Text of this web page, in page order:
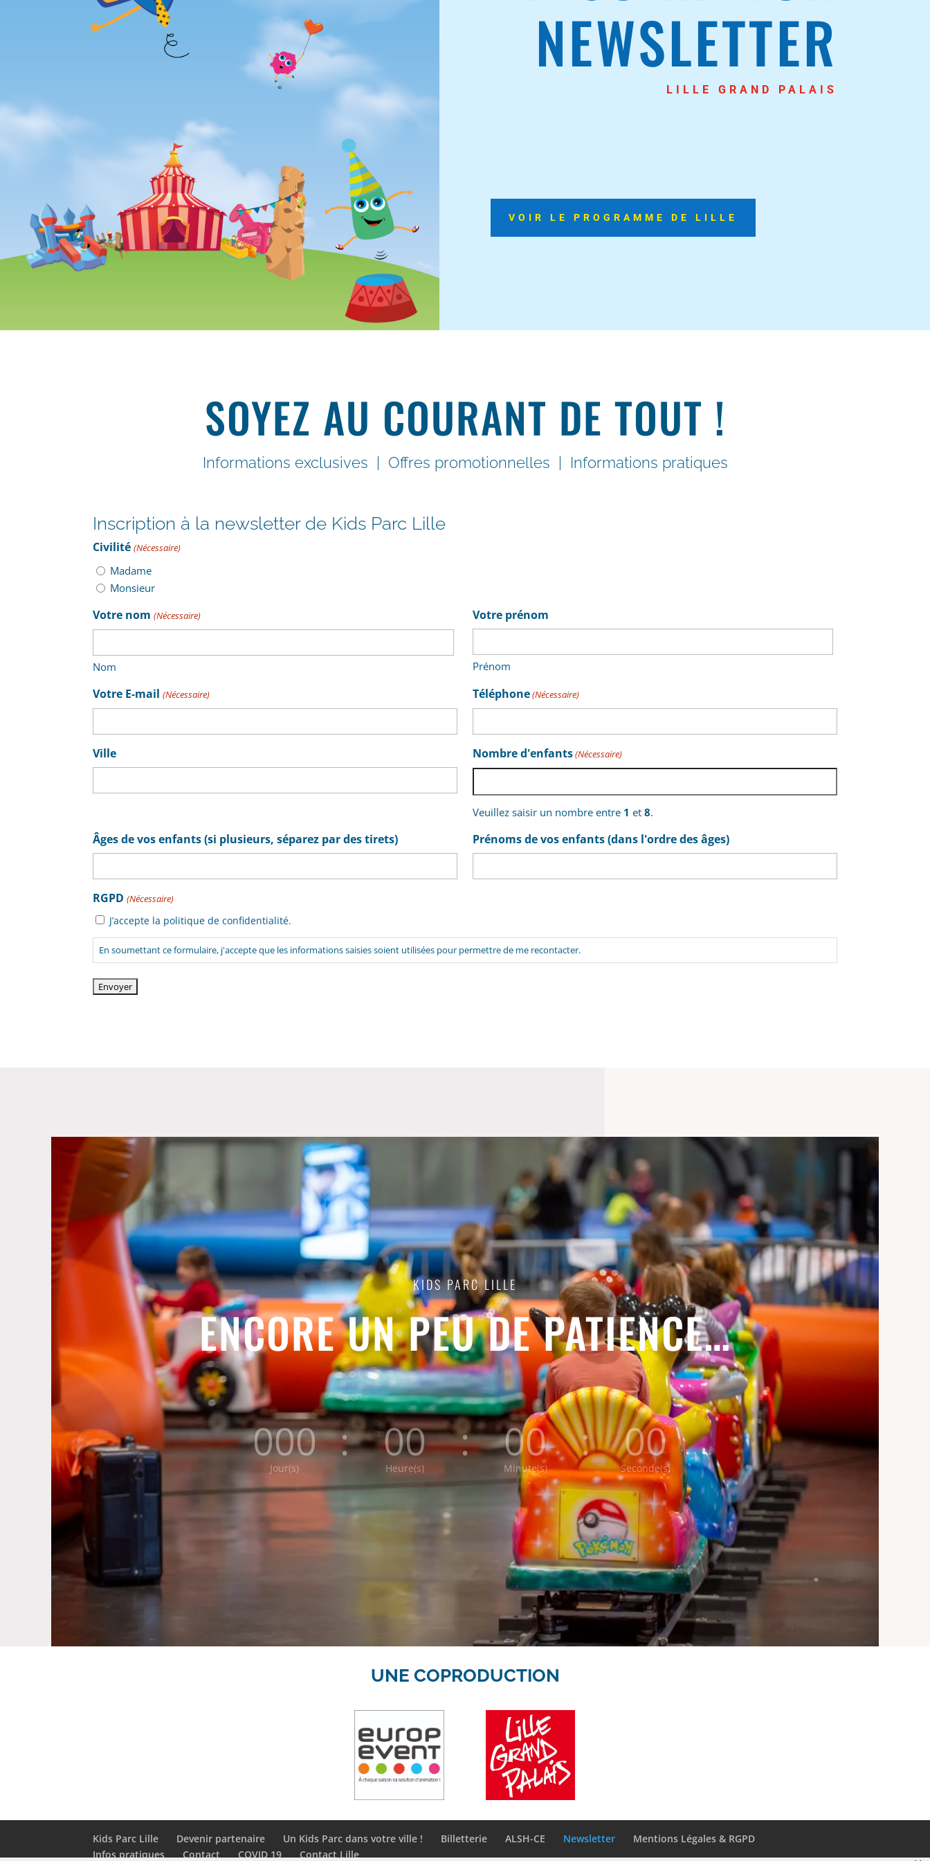
NEWSLETTER
LILLE GRAND PALAIS
VOIR LE PROGRAMME DE LILLE
SOYEZ AU COURANT DE TOUT !
Informations exclusives | Offres promotionnelles | Informations pratiques
Inscription à la newsletter de Kids Parc Lille
Civilité (Nécessaire)
Madame
Monsieur
Votre nom (Nécessaire)
Nom
Votre prénom
Prénom
Votre E-mail (Nécessaire) Téléphone(Nécessaire)
Ville Nombre d'enfants(Nécessaire)
Veuillez saisir un nombre entre 1 et 8.
Âges de vos enfants (si plusieurs, séparez par des tirets) Prénoms de vos enfants (dans l'ordre des âges)
RGPD (Nécessaire)
J’accepte la politique de confidentialité.
En soumettant ce formulaire, j'accepte que les informations saisies soient utilisées pour permettre de me recontacter.
KIDS PARC LILLE
ENCORE UN PEU DE PATIENCE…
000
Jour(s)
: 00
Heure(s)
: 00
Minute(s)
: 00
Seconde(s)
UNE COPRODUCTION
Kids Parc Lille Devenir partenaire Un Kids Parc dans votre ville ! Billetterie ALSH-CE Newsletter
Mentions Légales & RGPD
Infos pratiques
Contact COVID 19 Contact Lille